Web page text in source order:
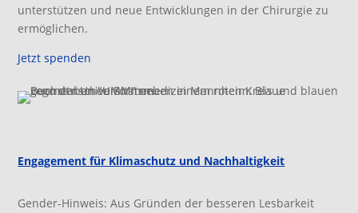
unterstützen und neue Entwicklungen in der Chirurgie zu
ermöglichen.
Jetzt spenden
Engagement für Klimaschutz und Nachhaltigkeit
Gender-Hinweis: Aus Gründen der besseren Lesbarkeit